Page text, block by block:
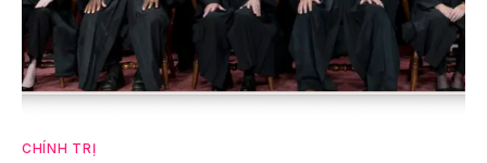
CHÍNH TRỊ